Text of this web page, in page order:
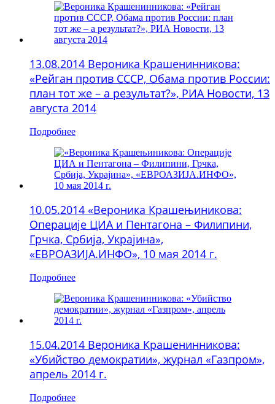
13.08.2014 Вероника Крашенинникова:
«Рейган против СССР, Обама против России:
план тот же – а результат?», РИА Новости, 13
августа 2014
Подробнее
10.05.2014 «Вероника Крашењиникова:
Операције ЦИА и Пентагона – Филипини,
Грчка, Србија, Украјина»,
«ЕВРОАЗИЈА.ИНФО», 10 мая 2014 г.
Подробнее
15.04.2014 Вероника Крашенинникова:
«Убийство демократии», журнал «Газпром»,
апрель 2014 г.
Подробнее